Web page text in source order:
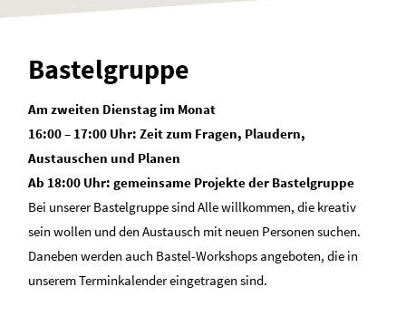
Bastelgruppe
Am zweiten Dienstag im Monat
16:00 – 17:00 Uhr: Zeit zum Fragen, Plaudern,
Austauschen und Planen
Ab 18:00 Uhr: gemeinsame Projekte der Bastelgruppe
Bei unserer Bastelgruppe sind Alle willkommen, die kreativ
sein wollen und den Austausch mit neuen Personen suchen.
Daneben werden auch Bastel-Workshops angeboten, die in
unserem Terminkalender eingetragen sind.